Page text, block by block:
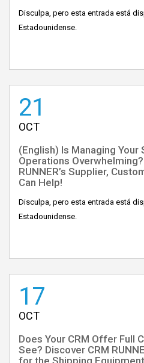
Disculpa, pero esta entrada está
Estadounidense.
21
OCT
(English) Is Managing Your
Operations
RUNNER’s Supplier,
Can Help!
Disculpa, pero esta entrada está
Estadounidense.
17
OCT
Does Your CRM Offer Full
See? Discover CRM
for the Shipping